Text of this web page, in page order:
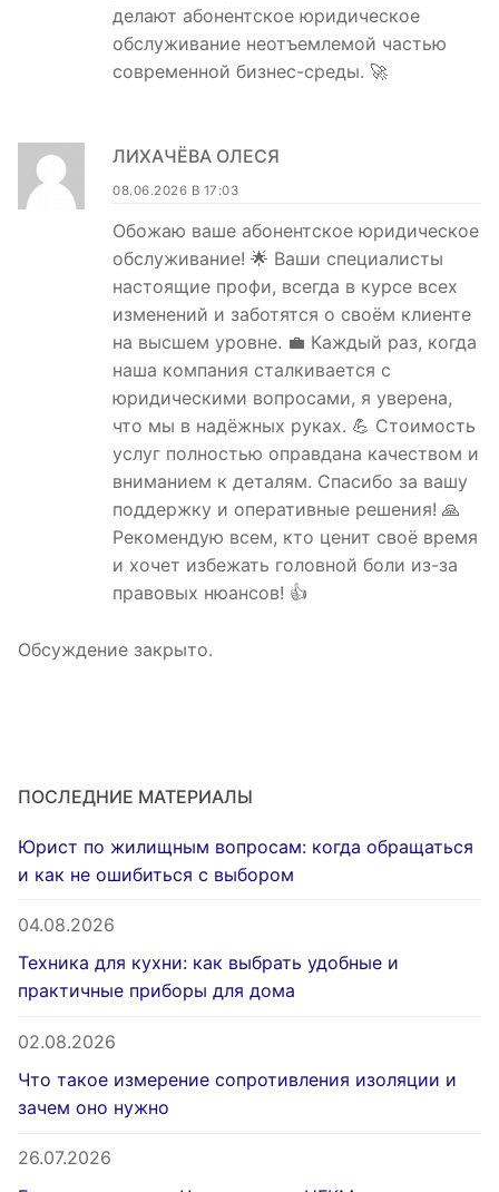
делают абонентское юридическое
обслуживание неотъемлемой частью
современной бизнес-среды. 🚀
ЛИХАЧЁВА ОЛЕСЯ
08.06.2026 В 17:03
Обожаю ваше абонентское юридическое
обслуживание! 🌟 Ваши специалисты
настоящие профи, всегда в курсе всех
изменений и заботятся о своём клиенте
на высшем уровне. 💼 Каждый раз, когда
наша компания сталкивается с
юридическими вопросами, я уверена,
что мы в надёжных руках. 💪 Стоимость
услуг полностью оправдана качеством и
вниманием к деталям. Спасибо за вашу
поддержку и оперативные решения! 🙏
Рекомендую всем, кто ценит своё время
и хочет избежать головной боли из-за
правовых нюансов! 👍
Обсуждение закрыто.
ПОСЛЕДНИЕ МАТЕРИАЛЫ
Юрист по жилищным вопросам: когда обращаться
и как не ошибиться с выбором
04.08.2026
Техника для кухни: как выбрать удобные и
практичные приборы для дома
02.08.2026
Что такое измерение сопротивления изоляции и
зачем оно нужно
26.07.2026